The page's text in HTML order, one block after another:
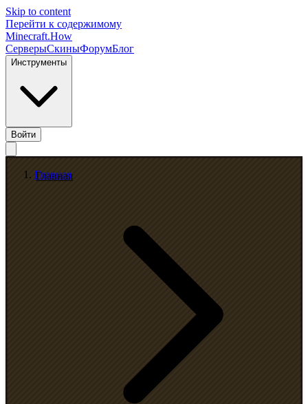
Skip to content
Перейти к содержимому
Minecraft.How
СерверыСкиныФорумБлог
Инструменты
Войти
Главная